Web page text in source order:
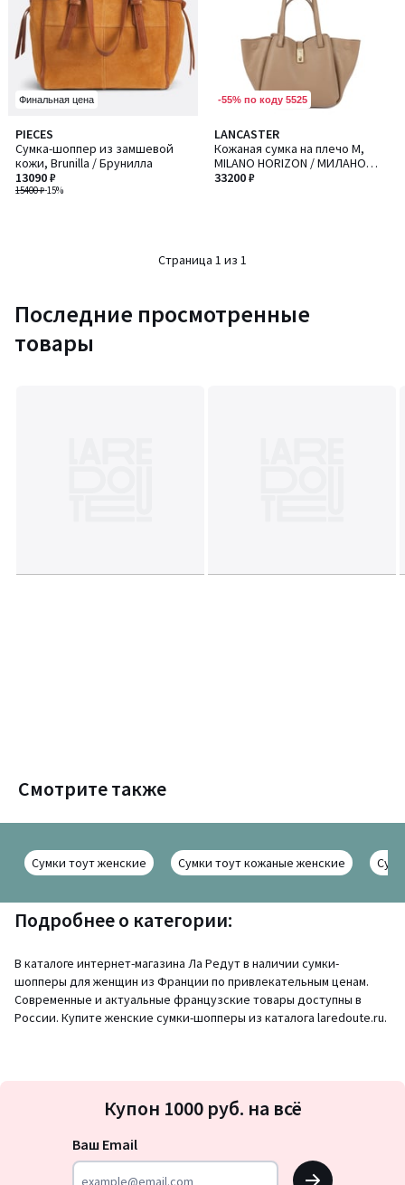
Финальная цена
PIECES
Сумка-шоппер из замшевой
кожи, Brunilla / Брунилла
15400 ₽-15%
13090 ₽
-55% по коду 5525
LANCASTER
Кожаная сумка на плечо M,
MILANO HORIZON / МИЛАНО
ХОРАЙЗОН
33200 ₽
Страница 1 из 1
Последние просмотренные
товары
Смотрите также
Сумки тоут женские Сумки тоут кожаные женские
Подробнее о категории:
В каталоге интернет-магазина Ла Редут в наличии сумки-
шопперы для женщин из Франции по привлекательным ценам.
Современные и актуальные французские товары доступны в
России. Купите женские сумки-шопперы из каталога laredoute.ru.
на
Купон 1000 руб. на всё
Ваш Email
OK